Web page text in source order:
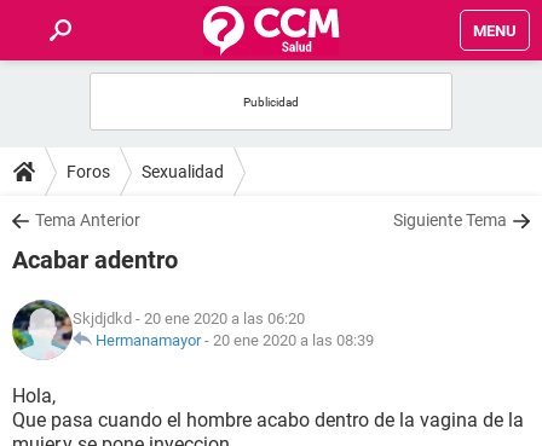
MENU
FOROS
SALUD
NUTRICIÓN
BIENESTAR
Foros Sexualidad
Tema Anterior Siguiente Tema
Acabar adentro
Skjdjdkd - 20 ene 2020 a las 06:20
Hermanamayor- 20 ene 2020 a las 08:39
Hola,
Que pasa cuando el hombre acabo dentro de la vagina de la